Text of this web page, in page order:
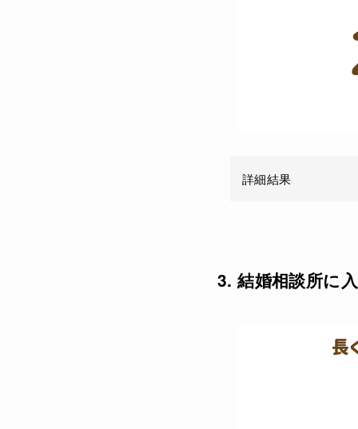
詳細結果
3. 結婚相談所に